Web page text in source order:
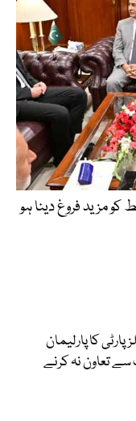
کا پارلیمان
تعاون نہ کرنے
کو مزید فروغ دینا ہو